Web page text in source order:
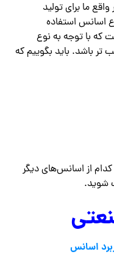
ما برای تولید
اسانس استفاده
که با توجه به نوع
باشد. باید بگوییم که
از اسانس‌های دیگر
شوید.
اسانس